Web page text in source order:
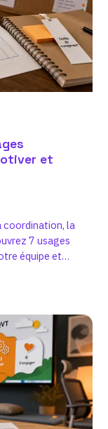
et
coordination, la
7 usages
équipe et